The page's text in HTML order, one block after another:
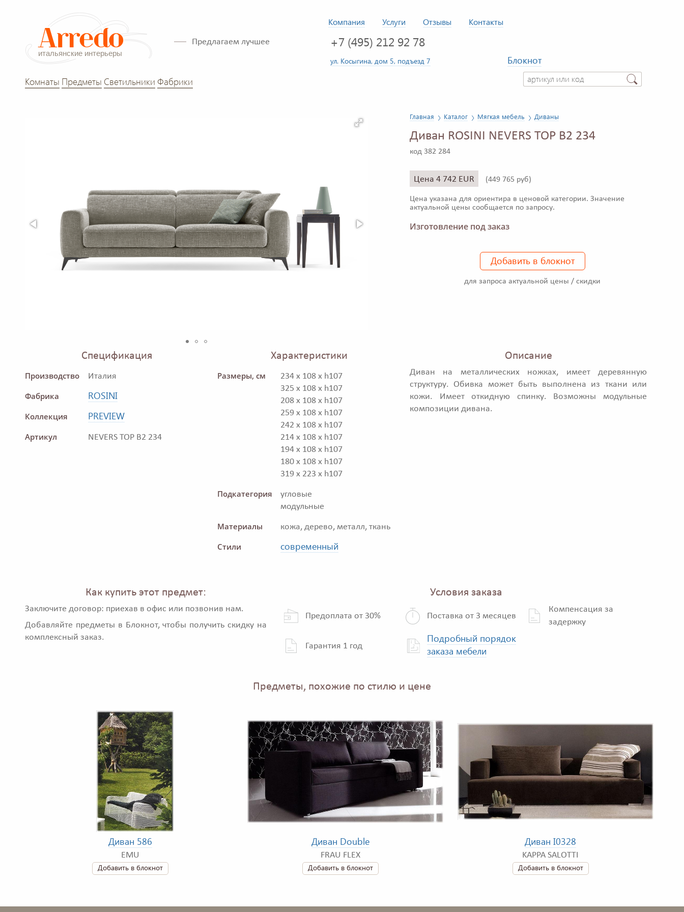
Компания Услуги Отзывы Контакты
Предлагаем лучшее +7 (495) 212 92 78
ул. Косыгина, дом 5, подъезд 7
Блокнот
Комнаты Предметы Светильники Фабрики
Главная Каталог Мягкая мебель Диваны
Диван ROSINI NEVERS TOP B2 234
код 382 284
Цена 4 742 EUR (449 765 руб)
Цена указана для ориентира в ценовой категории. Значение
актуальной цены сообщается по запросу.
Изготовление под заказ
Добавить в блокнот
для запроса актуальной цены / скидки
Спецификация
Производство Италия
Фабрика ROSINI
Коллекция PREVIEW
Артикул NEVERS TOP B2 234
Характеристики
Размеры, см
234 x 108 x h107
325 x 108 x h107
208 x 108 x h107
259 x 108 x h107
242 x 108 x h107
214 x 108 x h107
194 x 108 x h107
180 x 108 x h107
319 x 223 x h107
Подкатегория
угловые
модульные
Материалы кожа, дерево, металл, ткань
Стили современный
Описание
Диван на металлических ножках, имеет деревянную
структуру. Обивка может быть выполнена из ткани или
кожи. Имеет откидную спинку. Возможны модульные
композиции дивана.
Как купить этот предмет:
Заключите договор: приехав в офис или позвонив нам.
Добавляйте предметы в Блокнот, чтобы получить скидку на
комплексный заказ.
Условия заказа
Предоплата от 30% Поставка от 3 месяцев
Компенсация за
задержку
Гарантия 1 год
Подробный порядок
заказа мебели
Предметы, похожие по стилю и цене
Диван 586
EMU
Добавить в блокнот
Диван Double
FRAU FLEX
Добавить в блокнот
Диван I0328
KAPPA SALOTTI
Добавить в блокнот